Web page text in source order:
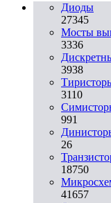
Диоды
27345
Мосты
3336
3938
3110
991
26
18750
41657